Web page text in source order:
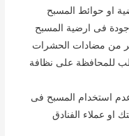
او حوائط المسبح
فى ارضية المسبح
من مضادات الحشرات
للمحافظة على نظافة
عدم استخدام المسبح فى
او عملاء الفنادق